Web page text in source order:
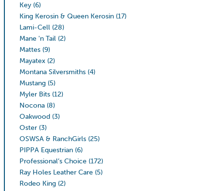
Key (6)
King Kerosin & Queen Kerosin (17)
Lami-Cell (28)
Mane 'n Tail (2)
Mattes (9)
Mayatex (2)
Montana Silversmiths (4)
Mustang (5)
Myler Bits (12)
Nocona (8)
Oakwood (3)
Oster (3)
OSWSA & RanchGirls (25)
PIPPA Equestrian (6)
Professional’s Choice (172)
Ray Holes Leather Care (5)
Rodeo King (2)